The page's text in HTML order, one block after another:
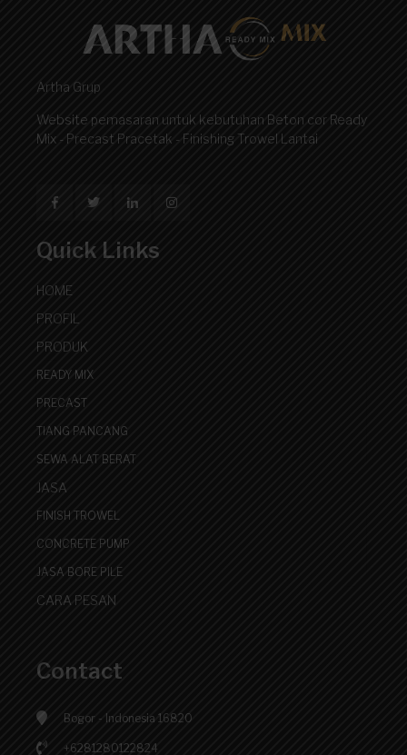
Artha Grup
Website pemasaran untuk kebutuhan Beton cor Ready
Mix - Precast Pracetak - Finishing Trowel Lantai
Quick Links
HOME
PROFIL
PRODUK
READY MIX
PRECAST
TIANG PANCANG
SEWA ALAT BERAT
JASA
FINISH TROWEL
CONCRETE PUMP
JASA BORE PILE
CARA PESAN
Contact
Bogor - Indonesia 16820
+6281280122824